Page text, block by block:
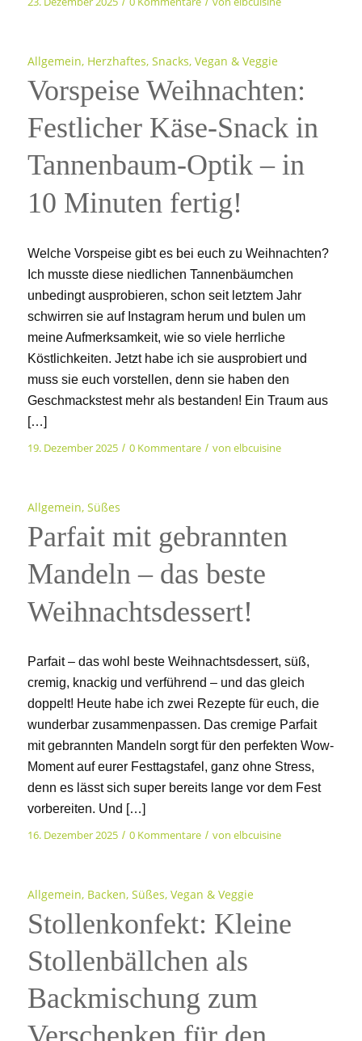
Allgemein, Herzhaftes, Snacks, Vegan & Veggie
Vorspeise Weihnachten:
Festlicher Käse-Snack in
Tannenbaum-Optik – in
10 Minuten fertig!
Welche Vorspeise gibt es bei euch zu Weihnachten?
Ich musste diese niedlichen Tannenbäumchen
unbedingt ausprobieren, schon seit letztem Jahr
schwirren sie auf Instagram herum und bulen um
meine Aufmerksamkeit, wie so viele herrliche
Köstlichkeiten. Jetzt habe ich sie ausprobiert und
muss sie euch vorstellen, denn sie haben den
Geschmackstest mehr als bestanden! Ein Traum aus
[…]
19. Dezember 2025 / 0 Kommentare / von elbcuisine
Allgemein, Süßes
Parfait mit gebrannten
Mandeln – das beste
Weihnachtsdessert!
Parfait – das wohl beste Weihnachtsdessert, süß,
cremig, knackig und verführend – und das gleich
doppelt! Heute habe ich zwei Rezepte für euch, die
wunderbar zusammenpassen. Das cremige Parfait
mit gebrannten Mandeln sorgt für den perfekten Wow-
Moment auf eurer Festtagstafel, ganz ohne Stress,
denn es lässt sich super bereits lange vor dem Fest
vorbereiten. Und […]
16. Dezember 2025 / 0 Kommentare / von elbcuisine
Allgemein, Backen, Süßes, Vegan & Veggie
Stollenkonfekt: Kleine
Stollenbällchen als
Backmischung zum